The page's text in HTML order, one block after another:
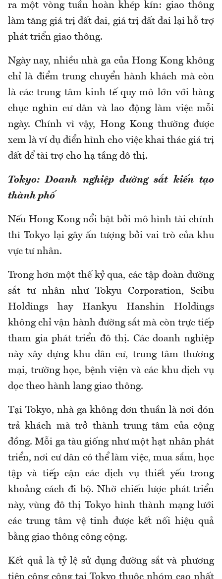
ra một vòng tuần hoàn khép kín: giao thông
làm tăng giá trị đất đai, giá trị đất đai lại hỗ trợ
phát triển giao thông.
Ngày nay, nhiều nhà ga của Hong Kong không
chỉ là điểm trung chuyển hành khách mà còn
là các trung tâm kinh tế quy mô lớn với hàng
chục nghìn cư dân và lao động làm việc mỗi
ngày. Chính vì vậy, Hong Kong thường được
xem là ví dụ điển hình cho việc khai thác giá trị
đất để tài trợ cho hạ tầng đô thị.
Tokyo: Doanh nghiệp đường sắt kiến tạo
thành phố
Nếu Hong Kong nổi bật bởi mô hình tài chính
thì Tokyo lại gây ấn tượng bởi vai trò của khu
vực tư nhân.
Trong hơn một thế kỷ qua, các tập đoàn đường
sắt tư nhân như Tokyu Corporation, Seibu
Holdings hay Hankyu Hanshin Holdings
không chỉ vận hành đường sắt mà còn trực tiếp
tham gia phát triển đô thị. Các doanh nghiệp
này xây dựng khu dân cư, trung tâm thương
mại, trường học, bệnh viện và các khu dịch vụ
dọc theo hành lang giao thông.
Tại Tokyo, nhà ga không đơn thuần là nơi đón
trả khách mà trở thành trung tâm của cộng
đồng. Mỗi ga tàu giống như một hạt nhân phát
triển, nơi cư dân có thể làm việc, mua sắm, học
tập và tiếp cận các dịch vụ thiết yếu trong
khoảng cách đi bộ. Nhờ chiến lược phát triển
này, vùng đô thị Tokyo hình thành mạng lưới
các trung tâm vệ tinh được kết nối hiệu quả
bằng giao thông công cộng.
Kết quả là tỷ lệ sử dụng đường sắt và phương